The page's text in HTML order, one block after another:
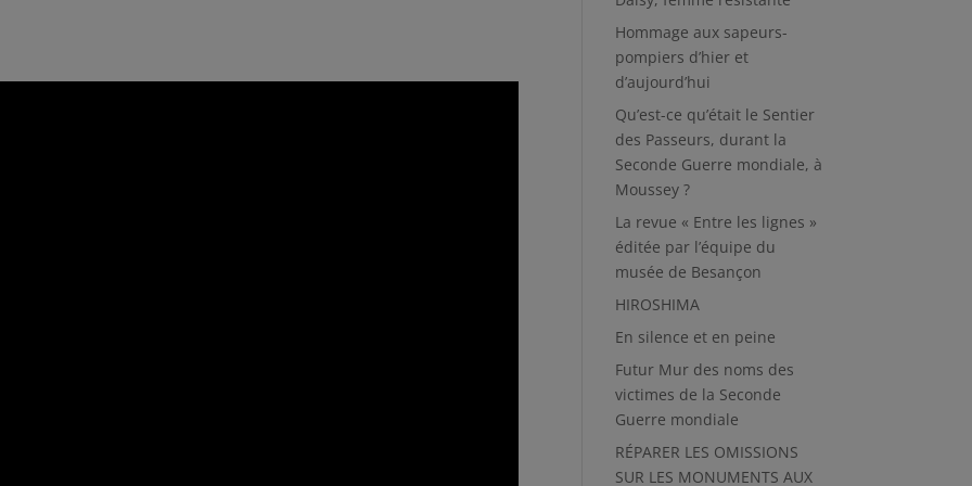
Hommage aux sapeurs-
pompiers d’hier et
d’aujourd’hui
Qu’est-ce qu’était le Sentier
des Passeurs, durant la
Seconde Guerre mondiale, à
Moussey ?
La revue « Entre les lignes »
éditée par l’équipe du
musée de Besançon
HIROSHIMA
En silence et en peine
Futur Mur des noms des
victimes de la Seconde
Guerre mondiale
RÉPARER LES OMISSIONS
SUR LES MONUMENTS AUX